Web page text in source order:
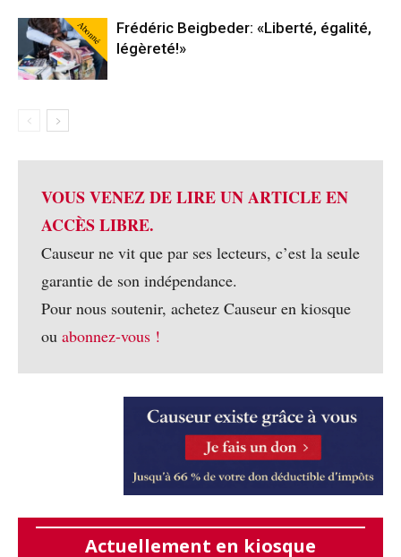
Abonné
Frédéric Beigbeder: «Liberté, égalité,
légèreté!»
VOUS VENEZ DE LIRE UN ARTICLE EN
ACCÈS LIBRE.
Causeur ne vit que par ses lecteurs, c’est la seule
garantie de son indépendance.
Pour nous soutenir, achetez Causeur en kiosque
ou abonnez-vous !
Actuellement en kiosque